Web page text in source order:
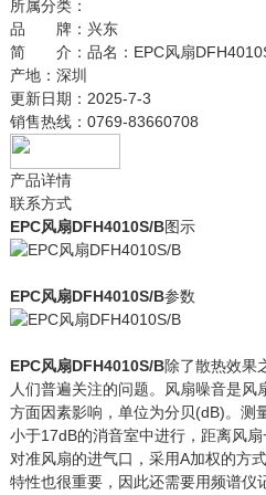
所属分类：
品 牌： 兴东
简 介： 品名：EPC风扇
产地：深圳
更新日期： 2025-7-3
销售热线： 0769-83660708
产品详情
联系方式
EPC风扇DFH4010S/B图示
EPC风扇DFH4010S/B参数
EPC风扇DFH4010S/B除了散热效果
人们普遍关注的问题。风扇噪音是风
方面因素影响，单位为分贝(dB)。测
小于17dB的消音室中进行，距离风
对准风扇的进气口，采用A加权的方
特性也很重要，因此还需要用频谱仪